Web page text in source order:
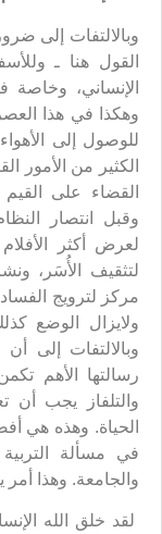
وبالالتفات إلى
القول هنا ـ
الإنساني، وخاصة
وهكذا في هذا
للوصول إلى
الكثير من الأمور
القضاء على القيم
وقبل انتصار
لعرض أكثر
لتثقيف الأُسَر،
مركز لترويج
ولايزال الوضع
وبالالتفات إلى أن
رسالتها الأهم
والتلفاز يجب أن
الحياة. وهذه هي
في مسألة
والجامعة. وهذا أمر
لقد خلق الله